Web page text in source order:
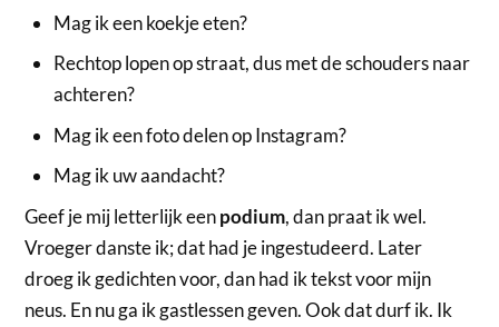
Mag ik een koekje eten?
Rechtop lopen op straat, dus met de schouders naar
achteren?
Mag ik een foto delen op Instagram?
Mag ik uw aandacht?
Geef je mij letterlijk eenpodium, dan praat ik wel.
Vroeger danste ik; dat had je ingestudeerd. Later
droeg ik gedichten voor, dan had ik tekst voor mijn
neus. En nu ga ik gastlessen geven. Ook dat durf ik. Ik